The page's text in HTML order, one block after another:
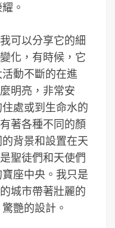
。
可以分享它的細
化，有時候，它
動不斷的在進
明亮，非常安
處或到生命水的
著各種不同的顏
背景和設置在天
聖徒們和天使們
座中央。我只是
城市帶著壯麗的
艷的設計。